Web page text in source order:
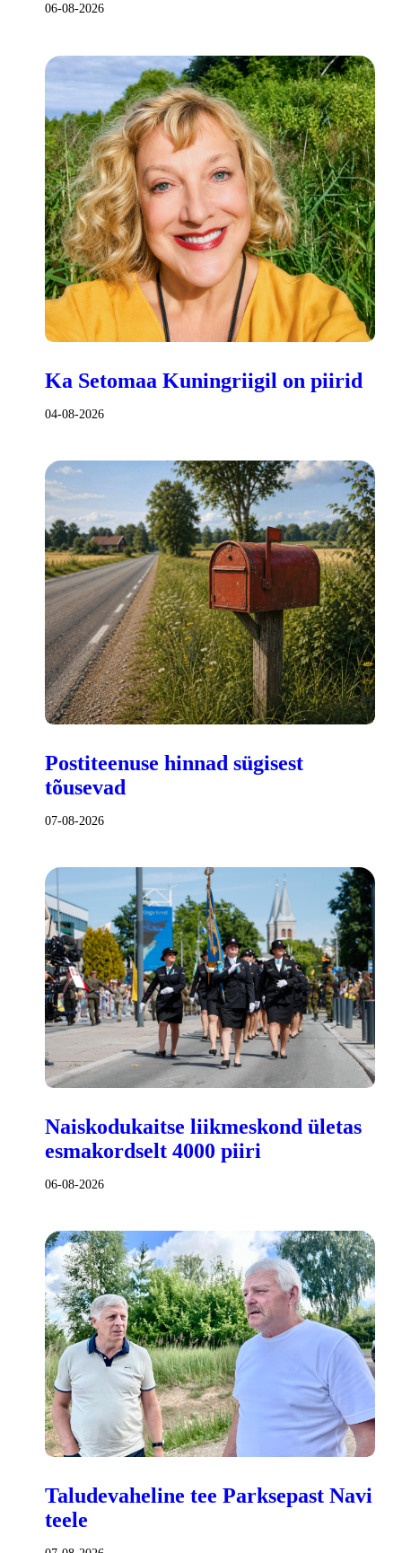
06-08-2026
Ka Setomaa Kuningriigil on piirid
04-08-2026
Postiteenuse hinnad sügisest
tõusevad
07-08-2026
Naiskodukaitse liikmeskond ületas
esmakordselt 4000 piiri
06-08-2026
Taludevaheline tee Parksepast Navi
teele